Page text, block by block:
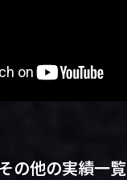
その他の実績一覧